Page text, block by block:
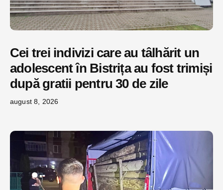
Cei trei indivizi care au tâlhărit un
adolescent în Bistrița au fost trimiși
după gratii pentru 30 de zile
august 8, 2026